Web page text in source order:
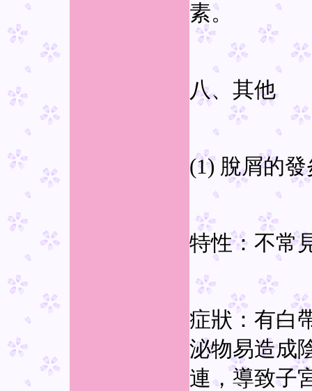
素。
八、其他
(1) 脫屑的
特性：不常
症狀：有白
泌物易造成
連，導致子